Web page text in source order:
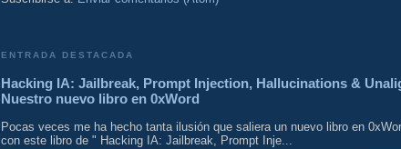
ENTRADA DESTACADA
Hacking IA: Jailbreak, Prompt Injection, Hallucinations &
Nuestro nuevo libro en 0xWord
Pocas veces me ha hecho tanta ilusión que saliera un nuevo libro en
con este libro de " Hacking IA: Jailbreak, Prompt Inje...